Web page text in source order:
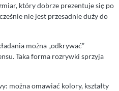
który dobrze prezentuje się po
nie jest przesadnie duży do
można „odkrywać”
Taka forma rozrywki sprzyja
można omawiać kolory, kształty